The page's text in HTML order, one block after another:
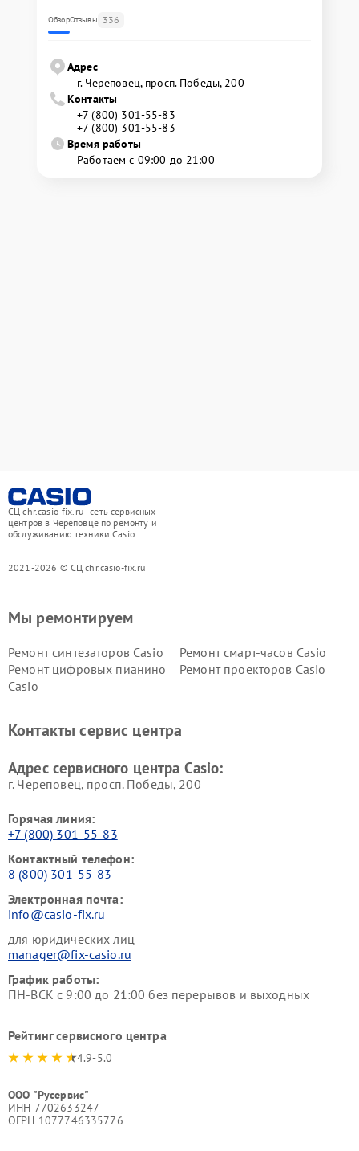
ОбзорОтзывы 336
Адрес
г. Череповец, просп. Победы, 200
Контакты
+7 (800) 301-55-83
+7 (800) 301-55-83
Время работы
Работаем с 09:00 до 21:00
СЦ chr.casio-fix.ru - сеть сервисных
центров в Череповце по ремонту и
обслуживанию техники Casio
2021-2026 © СЦ chr.casio-fix.ru
Мы ремонтируем
Ремонт синтезаторов Casio
Ремонт смарт-часов Casio
Ремонт цифровых пианино
Casio
Ремонт проекторов Casio
Контакты сервис центра
Адрес сервисного центра Casio:
г. Череповец, просп. Победы, 200
Горячая линия:
+7 (800) 301-55-83
Контактный телефон:
8 (800) 301-55-83
Электронная почта:
info@casio-fix.ru
для юридических лиц
manager@fix-casio.ru
График работы:
ПН-ВСК с 9:00 до 21:00 без перерывов и выходных
Рейтинг сервисного центра
4.9-5.0
ООО "Русервис"
ИНН 7702633247
ОГРН 1077746335776